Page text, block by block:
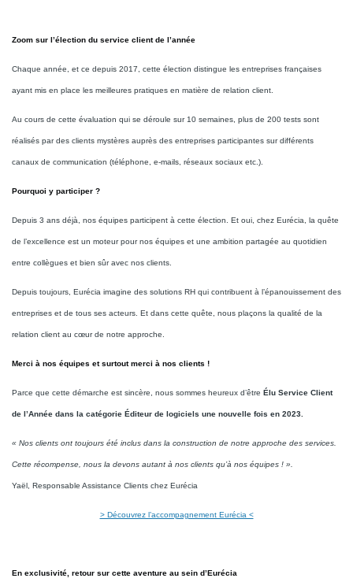
Zoom sur l’élection du service client de l’année
Chaque année, et ce depuis 2017, cette élection distingue les entreprises françaises
ayant mis en place les meilleures pratiques en matière de relation client.
Au cours de cette évaluation qui se déroule sur 10 semaines, plus de 200 tests sont
réalisés par des clients mystères auprès des entreprises participantes sur différents
canaux de communication (téléphone, e-mails, réseaux sociaux etc.).
Pourquoi y participer ?
Depuis 3 ans déjà, nos équipes participent à cette élection. Et oui, chez Eurécia, la quête
de l’excellence est un moteur pour nos équipes et une ambition partagée au quotidien
entre collègues et bien sûr avec nos clients.
Depuis toujours, Eurécia imagine des solutions RH qui contribuent à l’épanouissement des
entreprises et de tous ses acteurs. Et dans cette quête, nous plaçons la qualité de la
relation client au cœur de notre approche.
Merci à nos équipes et surtout merci à nos clients !
Parce que cette démarche est sincère, nous sommes heureux d’être Élu Service Client
de l’Année dans la catégorie Éditeur de logiciels une nouvelle fois en 2023.
« Nos clients ont toujours été inclus dans la construction de notre approche des services.
Cette récompense, nous la devons autant à nos clients qu’à nos équipes ! ».
Yaël, Responsable Assistance Clients chez Eurécia
> Découvrez l’accompagnement Eurécia <
En exclusivité, retour sur cette aventure au sein d’Eurécia